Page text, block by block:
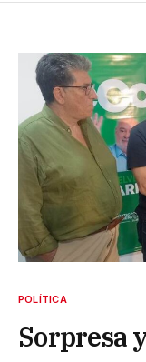
POLÍTICA
Sorpresa